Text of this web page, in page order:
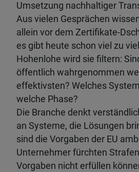
Umsetzung nachhaltiger
Aus vielen Gesprächen
allein vor dem Zertifikate-
es gibt heute schon viel zu
Hohenlohe wird sie filtern:
öffentlich wahrgenommen
effektivsten? Welches
welche Phase?
Die Branche denkt
an Systeme, die Lösungen
sind die Vorgaben der EU
Unternehmer fürchten
Vorgaben nicht erfüllen